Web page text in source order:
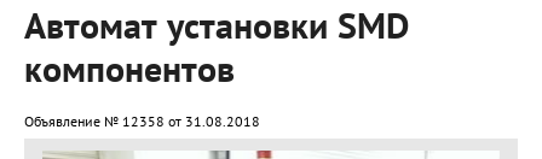
Автомат установки SMD
компонентов
Объявление № 12358 от 31.08.2018